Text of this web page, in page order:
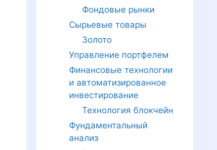
Фондовые рынки
Сырьевые товары
Золото
Управление портфелем
Финансовые технологии
и автоматизированное
инвестирование
Технология блокчейн
Фундаментальный
анализ